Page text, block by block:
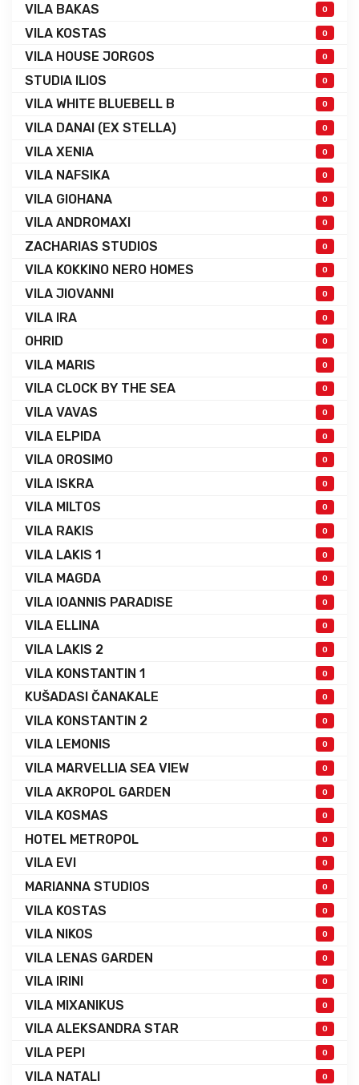
VILA BAKAS 0
VILA KOSTAS 0
VILA HOUSE JORGOS 0
STUDIA ILIOS 0
VILA WHITE BLUEBELL B 0
VILA DANAI (EX STELLA) 0
VILA XENIA 0
VILA NAFSIKA 0
VILA GIOHANA 0
VILA ANDROMAXI 0
ZACHARIAS STUDIOS 0
VILA KOKKINO NERO HOMES 0
VILA JIOVANNI 0
VILA IRA 0
OHRID 0
VILA MARIS 0
VILA CLOCK BY THE SEA 0
VILA VAVAS 0
VILA ELPIDA 0
VILA OROSIMO 0
VILA ISKRA 0
VILA MILTOS 0
VILA RAKIS 0
VILA LAKIS 1 0
VILA MAGDA 0
VILA IOANNIS PARADISE 0
VILA ELLINA 0
VILA LAKIS 2 0
VILA KONSTANTIN 1 0
KUŠADASI ČANAKALE 0
VILA KONSTANTIN 2 0
VILA LEMONIS 0
VILA MARVELLIA SEA VIEW 0
VILA AKROPOL GARDEN 0
VILA KOSMAS 0
HOTEL METROPOL 0
VILA EVI 0
MARIANNA STUDIOS 0
VILA KOSTAS 0
VILA NIKOS 0
VILA LENAS GARDEN 0
VILA IRINI 0
VILA MIXANIKUS 0
VILA ALEKSANDRA STAR 0
VILA PEPI 0
VILA NATALI 0